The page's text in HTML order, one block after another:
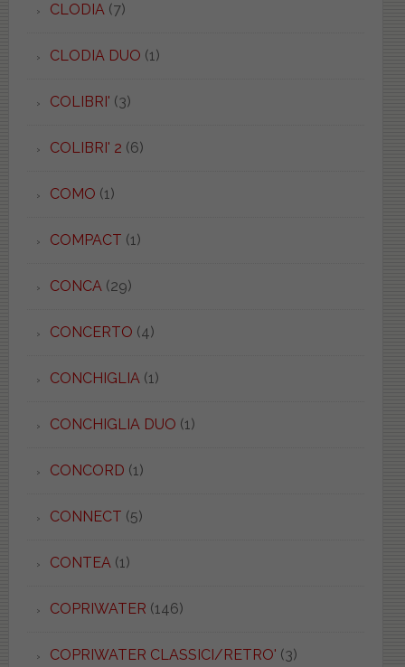
CLODIA(7)
CLODIA DUO (1)
COLIBRI' (3)
COLIBRI' 2 (6)
COMO (1)
COMPACT (1)
CONCA(29)
CONCERTO (4)
CONCHIGLIA(1)
CONCHIGLIA DUO (1)
CONCORD (1)
CONNECT (5)
CONTEA(1)
COPRIWATER (146)
COPRIWATER CLASSICI/RETRO' (3)